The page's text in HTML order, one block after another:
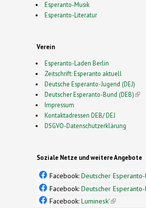
Esperanto-Musik
Esperanto-Literatur
Verein
Esperanto-Laden Berlin
Zeitschrift: Esperanto aktuell
Deutsche Esperanto-Jugend (DEJ)
Deutscher Esperanto-Bund (DEB)
Impressum
Kontaktadressen DEB/ DEJ
DSGVO-Datenschutzerklärung
Soziale Netze und weitere Angebote
Facebook: Deutscher Esperanto-
Facebook: Deutscher
Facebook: Luminesk'(link is